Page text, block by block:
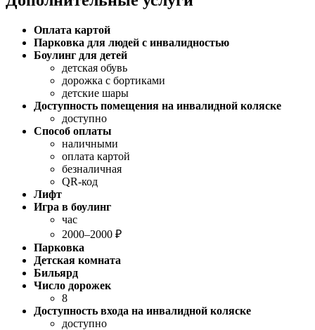
Оплата картой
Парковка для людей с инвалидностью
Боулинг для детей
детская обувь
дорожка с бортиками
детские шары
Доступность помещения на инвалидной коляске
доступно
Способ оплаты
наличными
оплата картой
безналичная
QR-код
Лифт
Игра в боулинг
час
2000–2000 ₽
Парковка
Детская комната
Бильярд
Число дорожек
8
Доступность входа на инвалидной коляске
доступно